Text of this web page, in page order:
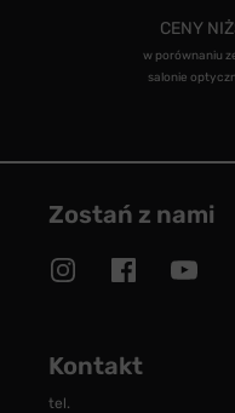
CENY
w porównaniu
salonie
Zostań z nami
Kontakt
tel.